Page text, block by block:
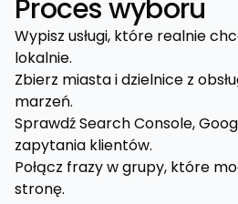
Proces wyboru
Wypisz usługi, które realnie
lokalnie.
Zbierz miasta i dzielnice z
marzeń.
Sprawdź Search Console,
zapytania klientów.
Połącz frazy w grupy, które
stronę.